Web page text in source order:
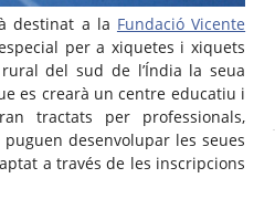
destinat a la Fundació Vicente
per a xiquetes i xiquets
del sud de l’Índia la seua
es crearà un centre educatiu i
tractats per professionals,
desenvolupar les seues
a través de les inscripcions